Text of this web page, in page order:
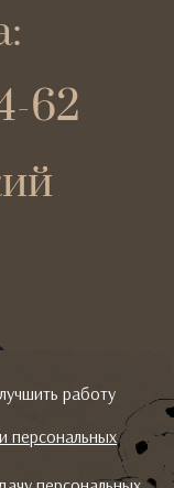
62
работу
персональных